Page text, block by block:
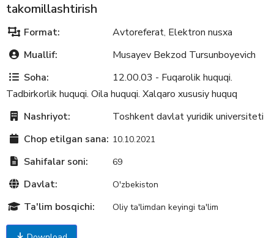
takomillashtirish
Format: Avtoreferat, Elektron nusxa
Muallif:
Musayev Bekzod Tursunboyevich
Soha:
12.00.03 - Fuqarolik huquqi.
Tadbirkorlik huquqi. Oila huquqi. Xalqaro xususiy huquq
Nashriyot:
Toshkent davlat yuridik universiteti
Chop etilgan sana: 10.10.2021
Sahifalar soni: 69
Davlat: O'zbekiston
Ta'lim bosqichi: Oliy ta'limdan keyingi ta'lim